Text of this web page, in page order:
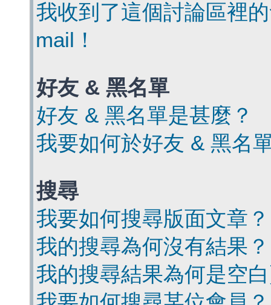
我收到了這個討論區裡
mail！
好友 & 黑名單
好友 & 黑名單是甚麼？
我要如何於好友 & 黑名
搜尋
我要如何搜尋版面文章？
我的搜尋為何沒有結果？
我的搜尋結果為何是空